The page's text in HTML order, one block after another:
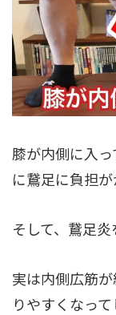
膝が内側に入
に鵞足に負担が
そして、鵞足炎
実は内側広筋
りやすくなって